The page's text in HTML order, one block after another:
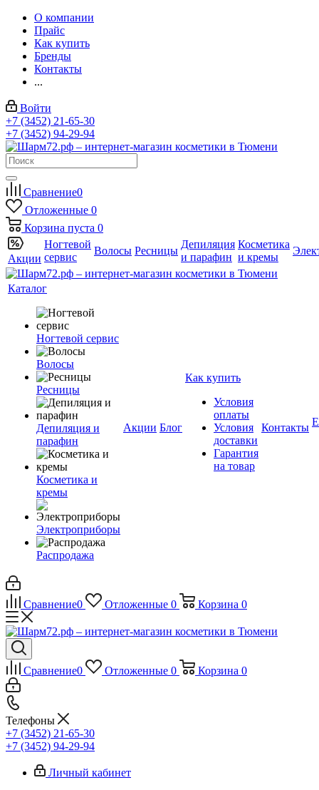
О компании
Прайс
Как купить
Бренды
Контакты
...
Войти
+7 (3452) 21-65-30
+7 (3452) 94-29-94
Сравнение0
Отложенные 0
Корзина пуста 0
Акции
Ногтевой
сервис
Волосы Ресницы
Депиляция
и парафин
Косметика
и кремы
Каталог
Ногтевой сервис
Волосы
Ресницы
Депиляция и
парафин
Косметика и
кремы
Электроприборы
Распродажа
Акции Блог
Как купить
Условия
оплаты
Условия
доставки
Гарантия
на товар
Контакты
Сравнение0 Отложенные 0 Корзина 0
Сравнение0 Отложенные 0 Корзина 0
Телефоны
+7 (3452) 21-65-30
+7 (3452) 94-29-94
Личный кабинет